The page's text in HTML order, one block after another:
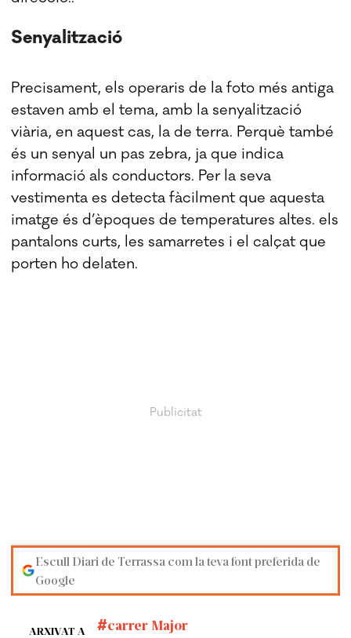
Senyalització
Precisament, els operaris de la foto més antiga
estaven amb el tema, amb la senyalització
viària, en aquest cas, la de terra. Perquè també
és un senyal un pas zebra, ja que indica
informació als conductors. Per la seva
vestimenta es detecta fàcilment que aquesta
imatge és d’èpoques de temperatures altes. els
pantalons curts, les samarretes i el calçat que
porten ho delaten.
Escull Diari de Terrassa com la teva font preferida de
Google
ARXIVAT A carrer Major